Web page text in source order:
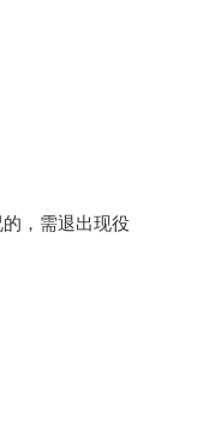
，需退出现役